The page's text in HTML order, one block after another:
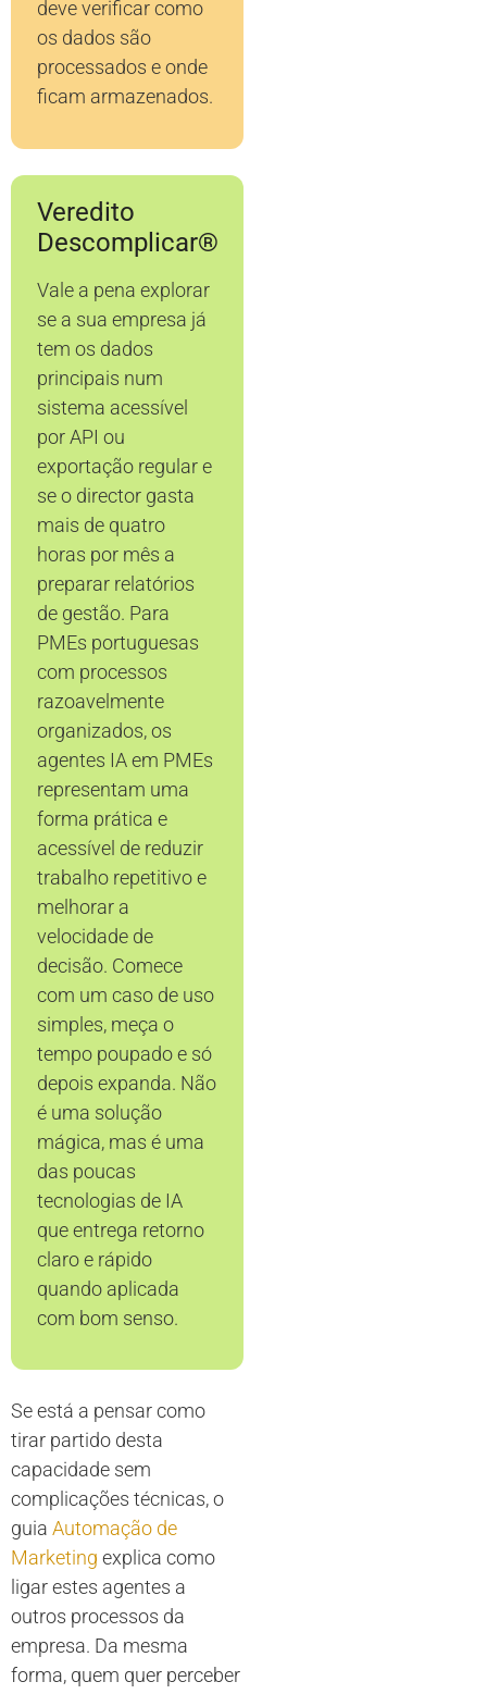
deve verificar como
os dados são
processados e onde
ficam armazenados.
Veredito
Descomplicar®
Vale a pena explorar
se a sua empresa já
tem os dados
principais num
sistema acessível
por API ou
exportação regular e
se o director gasta
mais de quatro
horas por mês a
preparar relatórios
de gestão. Para
PMEs portuguesas
com processos
razoavelmente
organizados, os
agentes IA em PMEs
representam uma
forma prática e
acessível de reduzir
trabalho repetitivo e
melhorar a
velocidade de
decisão. Comece
com um caso de uso
simples, meça o
tempo poupado e só
depois expanda. Não
é uma solução
mágica, mas é uma
das poucas
tecnologias de IA
que entrega retorno
claro e rápido
quando aplicada
com bom senso.
Se está a pensar como
tirar partido desta
capacidade sem
complicações técnicas, o
guia Automação de
Marketing explica como
ligar estes agentes a
outros processos da
empresa. Da mesma
forma, quem quer perceber